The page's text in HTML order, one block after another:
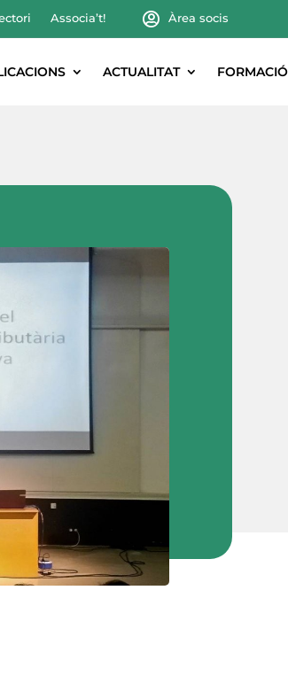
Associa’t! Àrea socis
ACTUALITAT FORMACIÓ